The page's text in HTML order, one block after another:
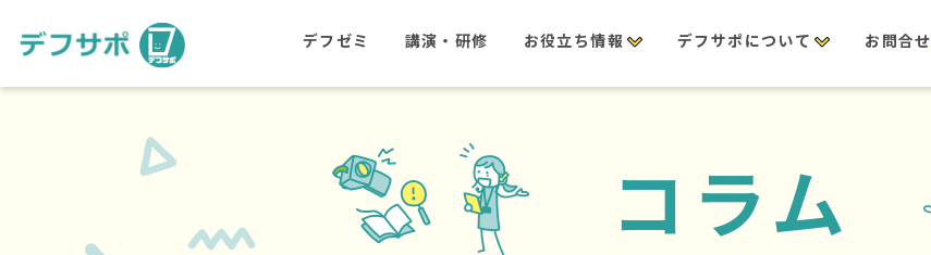
デフゼミ 講演・研修 お役立ち情報 デフサポについて お問合せ
コラム